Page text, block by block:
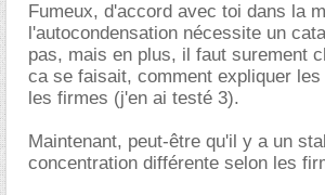
Fumeux, d'accord avec toi dans la
l'autocondensation nécessite un
pas, mais en plus, il faut surement
ca se faisait, comment expliquer
les firmes (j'en ai testé 3).
Maintenant, peut-être qu'il y a un
concentration différente selon les